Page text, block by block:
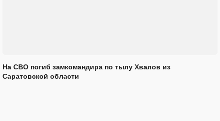
На СВО погиб замкомандира по тылу Хвалов из
Саратовской области